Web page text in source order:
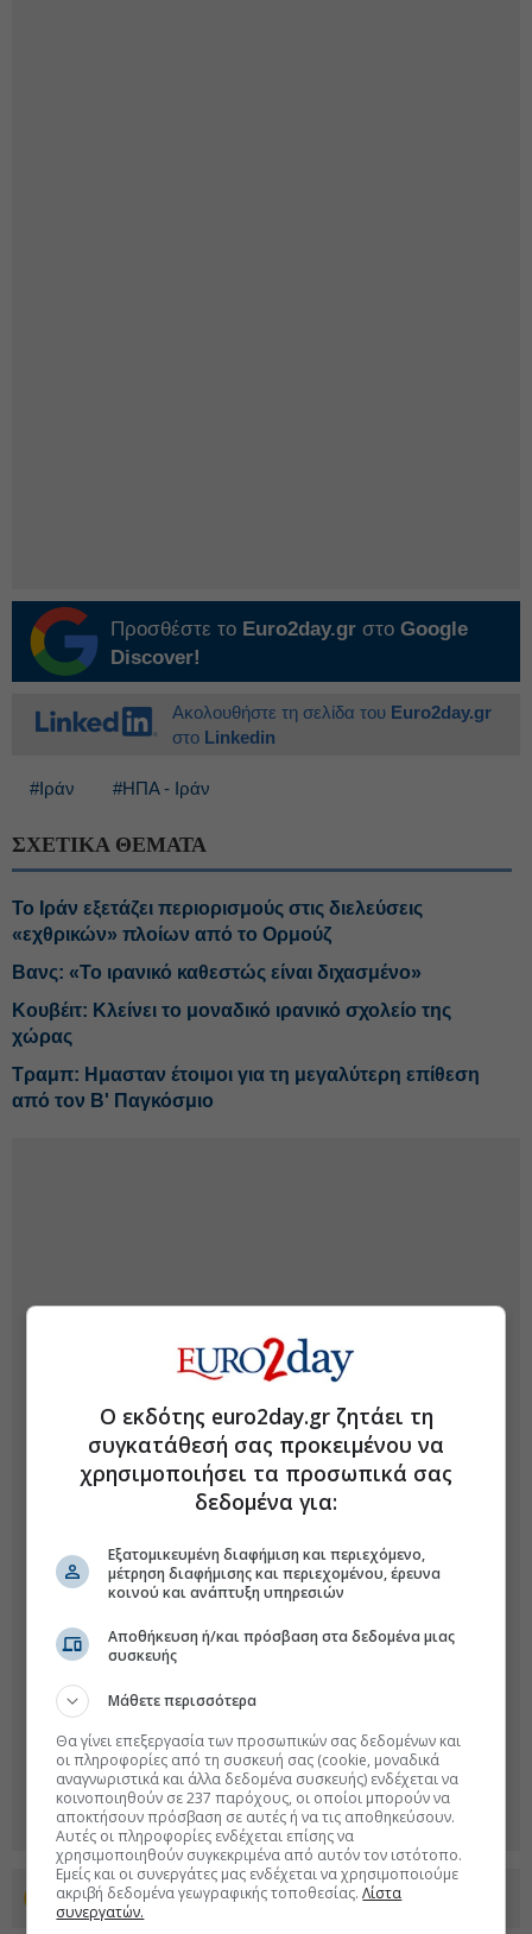
Προσθέστε το Euro2day.gr στο Google
Discover!
Ακολουθήστε τη σελίδα του Euro2day.gr
στο Linkedin
#Ιράν #ΗΠΑ - Ιράν
ΣΧΕΤΙΚΑ ΘΕΜΑΤΑ
Το Ιράν εξετάζει περιορισμούς στις διελεύσεις
«εχθρικών» πλοίων από το Ορμούζ
Βανς: «Το ιρανικό καθεστώς είναι διχασμένο»
Κουβέιτ: Κλείνει το μοναδικό ιρανικό σχολείο της
χώρας
Τραμπ: Ημασταν έτοιμοι για τη μεγαλύτερη επίθεση
από τον Β' Παγκόσμιο
Προσθέστε το euro2day.gr στο Discover
Ο εκδότης euro2day.gr ζητάει τη
συγκατάθεσή σας προκειμένου να
χρησιμοποιήσει τα προσωπικά σας
δεδομένα για:
Εξατομικευμένη διαφήμιση και περιεχόμενο,
μέτρηση διαφήμισης και περιεχομένου, έρευνα
κοινού και ανάπτυξη υπηρεσιών
Αποθήκευση ή/και πρόσβαση στα δεδομένα μιας
συσκευής
Μάθετε περισσότερα
Θα γίνει επεξεργασία των προσωπικών σας δεδομένων και
οι πληροφορίες από τη συσκευή σας (cookie, μοναδικά
αναγνωριστικά και άλλα δεδομένα συσκευής) ενδέχεται να
κοινοποιηθούν σε 237 παρόχους, οι οποίοι μπορούν να
αποκτήσουν πρόσβαση σε αυτές ή να τις αποθηκεύσουν.
Αυτές οι πληροφορίες ενδέχεται επίσης να
χρησιμοποιηθούν συγκεκριμένα από αυτόν τον ιστότοπο.
Εμείς και οι συνεργάτες μας ενδέχεται να χρησιμοποιούμε
ακριβή δεδομένα γεωγραφικής τοποθεσίας.Λίστα
συνεργατών.